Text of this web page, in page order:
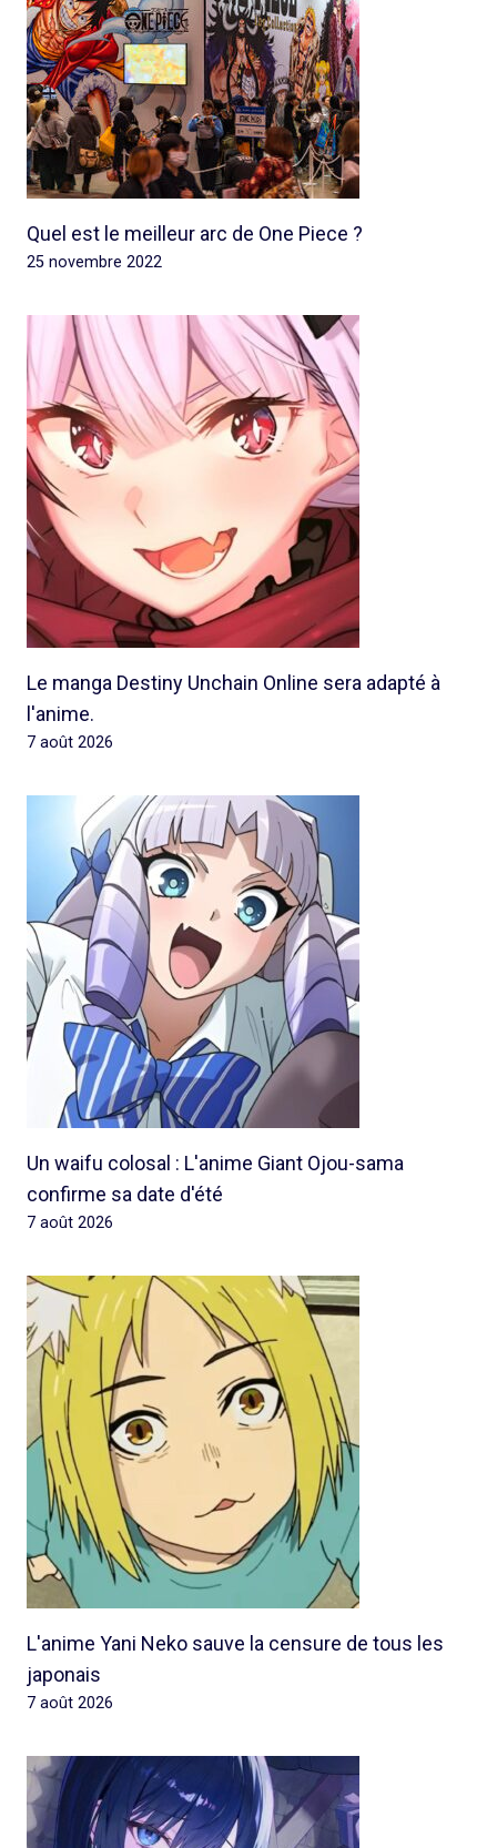
Quel est le meilleur arc de One Piece ?
25 novembre 2022
Le manga Destiny Unchain Online sera adapté à
l'anime.
7 août 2026
Un waifu colosal : L'anime Giant Ojou-sama
confirme sa date d'été
7 août 2026
L'anime Yani Neko sauve la censure de tous les
japonais
7 août 2026